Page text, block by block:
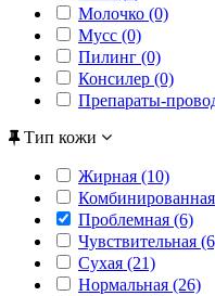
Молочко (0)
Мусс (0)
Пилинг (0)
Консилер (0)
Препараты-
Тип кожи
Жирная (10)
Проблемная (6)
Чувствительная
Сухая (21)
Нормальная (26)